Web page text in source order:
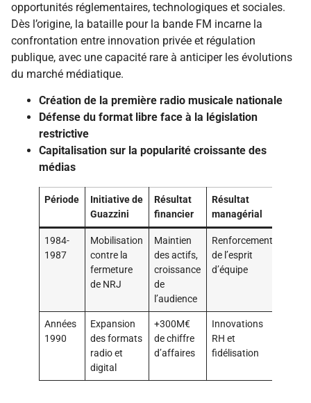
opportunités réglementaires, technologiques et sociales.
Dès l’origine, la bataille pour la bande FM incarne la
confrontation entre innovation privée et régulation
publique, avec une capacité rare à anticiper les évolutions
du marché médiatique.
Création de la première radio musicale nationale
Défense du format libre face à la législation
restrictive
Capitalisation sur la popularité croissante des
médias
Période
Initiative de
Guazzini
Résultat
financier
Résultat
managérial
1984-
1987
Mobilisation
contre la
fermeture
de NRJ
Maintien
des actifs,
croissance
de
l’audience
Renforcement
de l’esprit
d’équipe
Années
1990
Expansion
des formats
radio et
digital
+300M€
de chiffre
d’affaires
Innovations
RH et
fidélisation